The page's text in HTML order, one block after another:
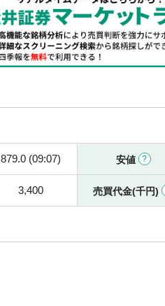
879.0 (09:07) 安値
3,400 売買代金(千円)